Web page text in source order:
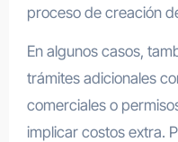
proceso de creación
En algunos casos,
trámites adicionales
comerciales o
implicar costos extra.